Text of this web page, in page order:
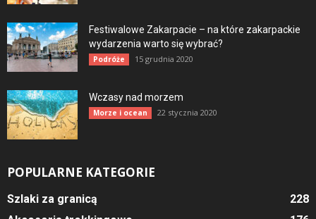
Festiwalowe Zakarpacie – na które zakarpackie
wydarzenia warto się wybrać?
Podróże 15 grudnia 2020
Wczasy nad morzem
Morze i ocean 22 stycznia 2020
POPULARNE KATEGORIE
Szlaki za granicą
228